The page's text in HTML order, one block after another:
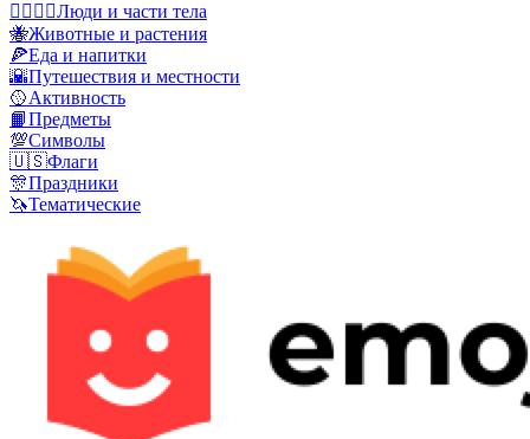
👩‍❤️‍💋‍👨Люди и части тела
🐝Животные и растения
🍕Еда и напитки
🌇Путешествия и местности
🥎Активность
📙Предметы
💯Символы
🇺🇸Флаги
🎊Праздники
🦄Тематические